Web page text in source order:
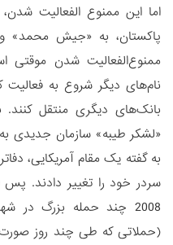
اما این ممنوع الفعالیت
پاکستان، به «جیش محمد»
ممنوع‌الفعالیت شدن موقتی
نام‌های دیگر شروع به
بانک‌های دیگری منتقل
«لشکر طیبه» سازمان جدیدی
به گفته یک مقام آمریکایی،
سردر خود را تغییر دادند. پس
2008 چند حمله بزرگ در